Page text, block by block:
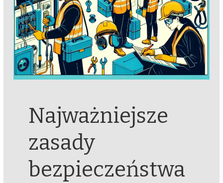
Najważniejsze
zasady
bezpieczeństwa